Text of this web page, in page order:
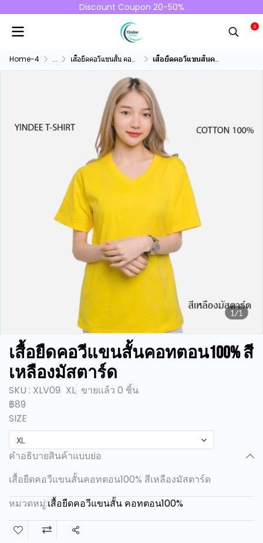
Discount Coupon 20-50%
0
Home-4 ... เสื้อยืดคอวีแขนสั้น คอทตอน100% เสื้อยืดคอวีแขนสั้นคอทตอน100% สีเหลืองมัสตาร์ด
1/1
เสื้อยืดคอวีแขนสั้นคอทตอน100% สี
เหลืองมัสตาร์ด
SKU : XLV09 XL ขายแล้ว 0 ชิ้น
฿89
SIZE
XL
คำอธิบายสินค้าแบบย่อ
เสื้อยืดคอวีแขนสั้นคอทตอน100% สีเหลืองมัสตาร์ด
หมวดหมู่:เสื้อยืดคอวีแขนสั้น คอทตอน100%
แชร์